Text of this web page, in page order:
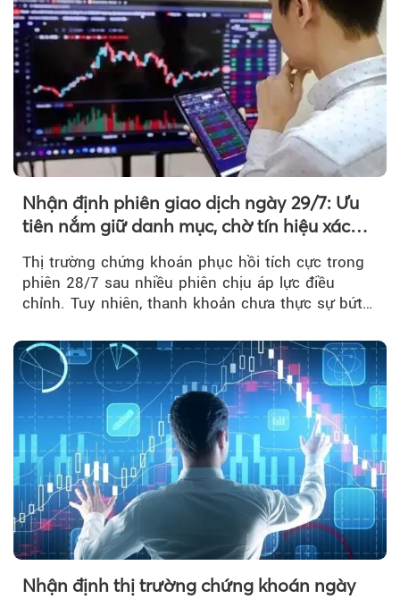
Nhận định phiên giao dịch ngày 29/7: Ưu
tiên nắm giữ danh mục, chờ tín hiệu xác
Thị trường chứng khoán phục hồi tích cực trong
phiên 28/7 sau nhiều phiên chịu áp lực điều
chỉnh. Tuy nhiên, thanh khoản chưa thực sự bứt
Nhận định thị trường chứng khoán ngày